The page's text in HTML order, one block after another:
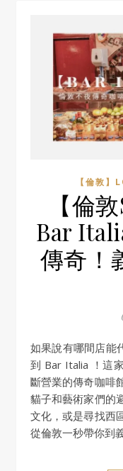
【倫敦】
【倫
Bar
傳奇！
如果說有哪間店能代表倫敦 Soho 區的靈魂，絕對要提
到 Bar Italia ！這
斷營業的傳奇咖啡
貓子和藝術家們的
文化，或是尋找西
從倫敦一秒帶你到